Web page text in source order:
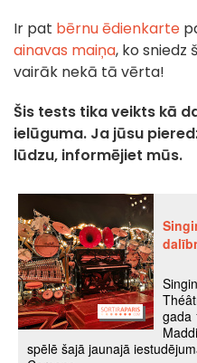
Ir pat bērnu ēdienkarte
ainavas maiņa, ko sniedz
vairāk nekā tā vērta!
Šis tests tika veikts kā
ielūguma. Ja jūsu
lūdzu, informējiet mūs.